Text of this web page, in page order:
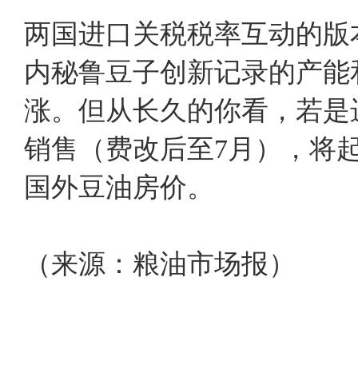
两国进口关税税率互动的
内秘鲁豆子创新记录的产
涨。但从长久的你看，若
销售（费改后至7月），将
国外豆油房价。
（来源：粮油市场报）